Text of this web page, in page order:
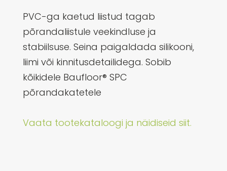
PVC-ga kaetud liistud tagab
põrandaliistule veekindluse ja
stabiilsuse. Seina paigaldada silikooni,
liimi või kinnitusdetailidega. Sobib
kõikidele Baufloor® SPC
põrandakatetele
Vaata tootekataloogi ja näidiseid siit.